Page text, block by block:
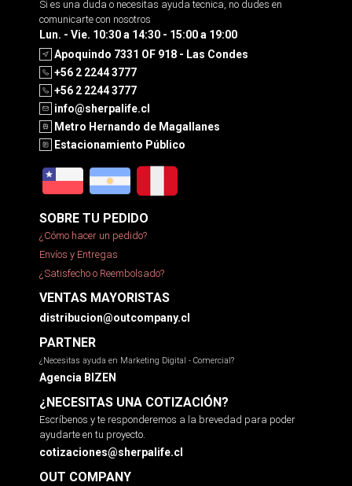
Si es una duda o necesitas ayuda tecnica, no dudes en
comunicarte con nosotros
Lun. - Vie. 10:30 a 14:30 - 15:00 a 19:00
Apoquindo 7331 OF 918 - Las Condes
+56 2 2244 3777
+56 2 2244 3777
info@sherpalife.cl
Metro Hernando de Magallanes
Estacionamiento Público
SOBRE TU PEDIDO
¿Cómo hacer un pedido?
Envíos y Entregas
¿Satisfecho o Reembolsado?
VENTAS MAYORISTAS
distribucion@outcompany.cl
PARTNER
¿Necesitas ayuda en Marketing Digital - Comercial?
Agencia BIZEN
¿NECESITAS UNA COTIZACIÓN?
Escríbenos y te responderemos a la brevedad para poder
ayudarte en tu proyecto.
cotizaciones@sherpalife.cl
OUT COMPANY